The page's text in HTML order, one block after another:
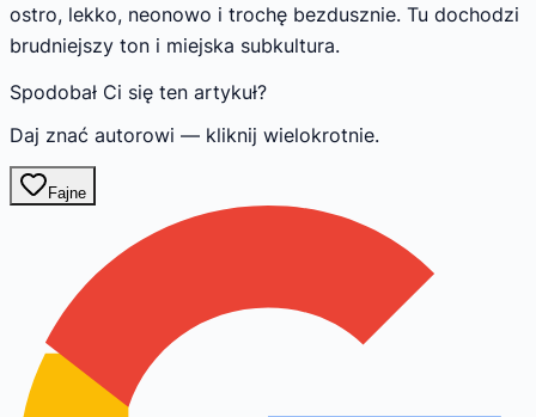
ostro, lekko, neonowo i trochę bezdusznie. Tu dochodzi
brudniejszy ton i miejska subkultura.
Spodobał Ci się ten artykuł?
Daj znać autorowi — kliknij wielokrotnie.
Fajne